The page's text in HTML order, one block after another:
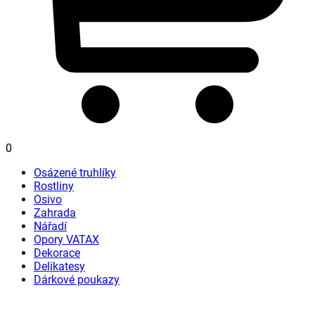
0
Osázené truhlíky
Rostliny
Osivo
Zahrada
Nářadí
Opory VATAX
Dekorace
Delikatesy
Dárkové poukazy